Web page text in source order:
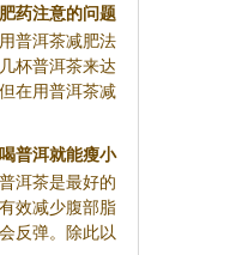
药注意的问题
普洱茶减肥法
杯普洱茶来达
在用普洱茶减
普洱就能瘦小
洱茶是最好的
效减少腹部脂
反弹。除此以